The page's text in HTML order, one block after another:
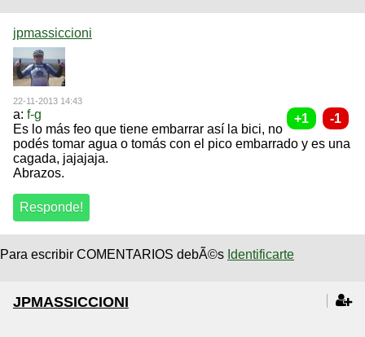
jpmassiccioni
22-11-2013 14:43
a: f-g
Es lo más feo que tiene embarrar así la bici, no
podés tomar agua o tomás con el pico embarrado y es una
cagada, jajajaja.
Abrazos.
Para escribir COMENTARIOS debÃ©s Identificarte
JPMASSICCIONI